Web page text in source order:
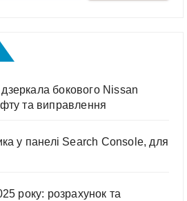
бокового Nissan
та виправлення
у панелі Search Console, для
року: розрахунок та